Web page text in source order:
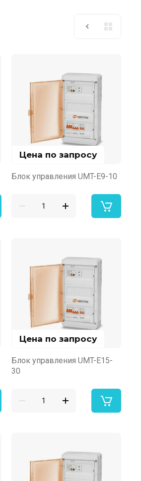
Цена по запросу
Блок управления UMT-E9-10
Цена по запросу
Блок управления UMT-E15-
30